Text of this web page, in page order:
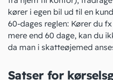
kører i egen bil ud til en
60-dages reglen: Kører du
mere end 60 dage, kan du
da man i skatteøjemed
Satser for